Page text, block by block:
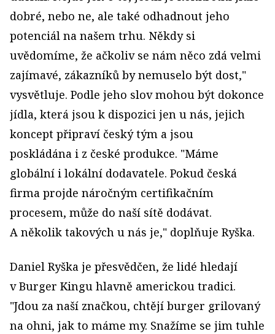
dobré, nebo ne, ale také odhadnout jeho
potenciál na našem trhu. Někdy si
uvědomíme, že ačkoliv se nám něco zdá velmi
zajímavé, zákazníků by nemuselo být dost,"
vysvětluje. Podle jeho slov mohou být dokonce
jídla, která jsou k dispozici jen u nás, jejich
koncept připraví český tým a jsou
poskládána i z české produkce. "Máme
globální i lokální dodavatele. Pokud česká
firma projde náročným certifikačním
procesem, může do naší sítě dodávat.
A několik takových u nás je," doplňuje Ryška.
Daniel Ryška je přesvědčen, že lidé hledají
v Burger Kingu hlavně americkou tradici.
"Jdou za naší značkou, chtějí burger grilovaný
na ohni, jak to máme my. Snažíme se jim tuhle